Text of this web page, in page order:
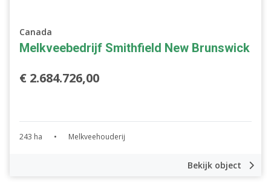
Canada
Melkveebedrijf Smithfield New Brunswick
€ 2.684.726,00
243 ha • Melkveehouderij
Bekijk object